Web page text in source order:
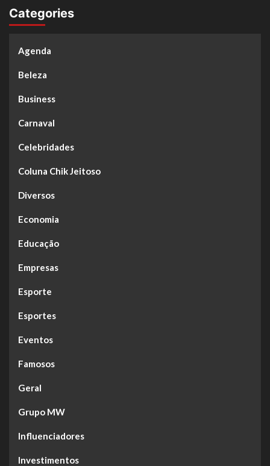
Categories
Agenda
Beleza
Business
Carnaval
Celebridades
Coluna Chik Jeitoso
Diversos
Economia
Educação
Empresas
Esporte
Esportes
Eventos
Famosos
Geral
Grupo MW
Influenciadores
Investimentos